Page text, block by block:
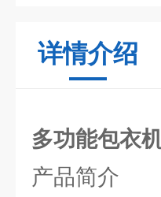
详情介绍
多功能包衣
产品简介